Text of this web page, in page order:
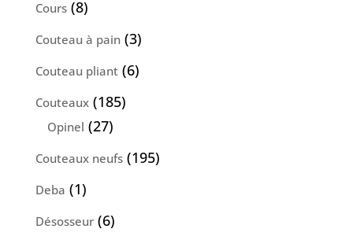
Cours 88
produits
Couteau à pain 33
produits
Couteau pliant 66
Couteaux 185185
Opinel 2727
produits
Couteaux neufs 195195
Deba 11
produit
Désosseur 66